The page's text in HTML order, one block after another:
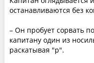
останавливаются без
– Он пробует сорвать
капитану один из
раскатывая "р".